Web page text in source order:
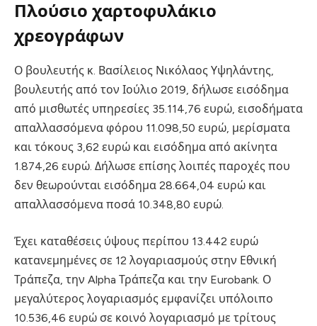
Πλούσιο χαρτοφυλάκιο
χρεογράφων
Ο βουλευτής κ. Βασίλειος Νικόλαος Υψηλάντης,
βουλευτής από τον Ιούλιο 2019, δήλωσε εισόδημα
από μισθωτές υπηρεσίες 35.114,76 ευρώ, εισοδήματα
απαλλασσόμενα φόρου 11.098,50 ευρώ, μερίσματα
και τόκους 3,62 ευρώ και εισόδημα από ακίνητα
1.874,26 ευρώ. Δήλωσε επίσης λοιπές παροχές που
δεν θεωρούνται εισόδημα 28.664,04 ευρώ και
απαλλασσόμενα ποσά 10.348,80 ευρώ.
Έχει καταθέσεις ύψους περίπου 13.442 ευρώ
κατανεμημένες σε 12 λογαριασμούς στην Εθνική
Τράπεζα, την Alpha Τράπεζα και την Eurobank. Ο
μεγαλύτερος λογαριασμός εμφανίζει υπόλοιπο
10.536,46 ευρώ σε κοινό λογαριασμό με τρίτους